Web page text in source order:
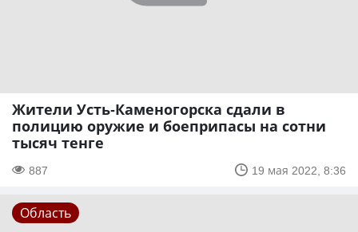
Жители Усть-Каменогорска сдали в
полицию оружие и боеприпасы на сотни
тысяч тенге
887 19 мая 2022, 8:36
Область